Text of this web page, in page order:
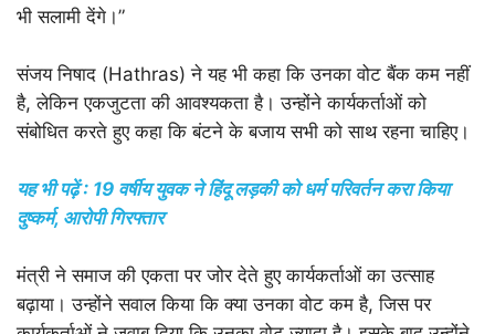
भी सलामी देंगे।”
संजय निषाद (Hathras) ने यह भी कहा कि उनका वोट बैंक कम नहीं
है, लेकिन एकजुटता की आवश्यकता है। उन्होंने कार्यकर्ताओं को
संबोधित करते हुए कहा कि बंटने के बजाय सभी को साथ रहना चाहिए।
यह भी पढ़ें : 19 वर्षीय युवक ने हिंदू लड़की को धर्म परिवर्तन करा किया
दुष्कर्म, आरोपी गिरफ्तार
मंत्री ने समाज की एकता पर जोर देते हुए कार्यकर्ताओं का उत्साह
बढ़ाया। उन्होंने सवाल किया कि क्या उनका वोट कम है, जिस पर